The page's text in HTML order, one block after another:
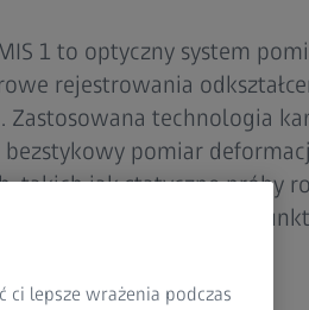
1 to optyczny system
rejestrowania
Zastosowana technologia
pomiar
takich jak statyczne próby
próby rozciągania oraz 3-
ci lepsze wrażenia podczas